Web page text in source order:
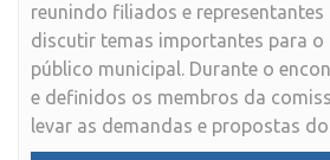
reunindo filiados e
discutir temas importantes para
público municipal. Durante o
e definidos os membros da
levar as demandas e propostas